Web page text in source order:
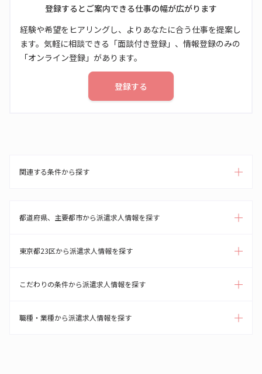
登録するとご案内できる仕事の幅が広がります
経験や希望をヒアリングし、よりあなたに合う仕事を提案し
ます。気軽に相談できる「面談付き登録」、情報登録のみの
「オンライン登録」があります。
登録する
関連する条件から探す
都道府県、主要都市から派遣求人情報を探す
東京都23区から派遣求人情報を探す
こだわりの条件から派遣求人情報を探す
職種・業種から派遣求人情報を探す